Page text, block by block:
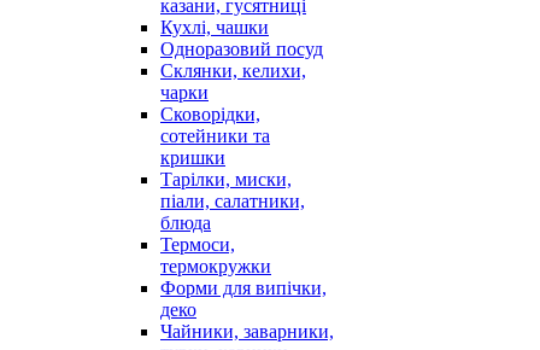
казани, гусятниці
Кухлі, чашки
Одноразовий посуд
Склянки, келихи,
чарки
Сковорідки,
сотейники та
кришки
Тарілки, миски,
піали, салатники,
блюда
Термоси,
термокружки
Форми для випічки,
деко
Чайники, заварники,